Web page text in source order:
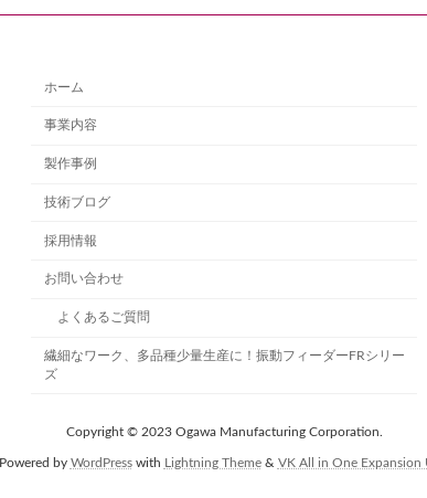
ホーム
事業内容
製作事例
技術ブログ
採用情報
お問い合わせ
よくあるご質問
繊細なワーク、多品種少量生産に！振動フィーダーFRシリー
ズ
Copyright © 2023 Ogawa Manufacturing Corporation.
Powered by WordPresswith Lightning Theme& VK All in One Expansion